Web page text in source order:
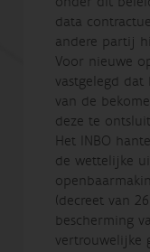
data
andere partij
Voor nieuwe
vastgelegd
van de
deze te
Het INBO
de wettelijke
(decreet van
bescherming
vertrouwelijke